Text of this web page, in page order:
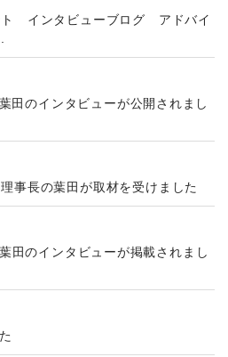
ト インタビューブログ アドバイ
田のインタビューが公開されまし
事長の葉田が取材を受けました
田のインタビューが掲載されまし